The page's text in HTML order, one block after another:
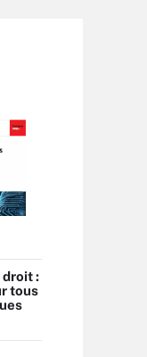
droit :
tous